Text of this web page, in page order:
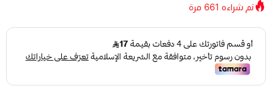
تم شراءه 661 مرة